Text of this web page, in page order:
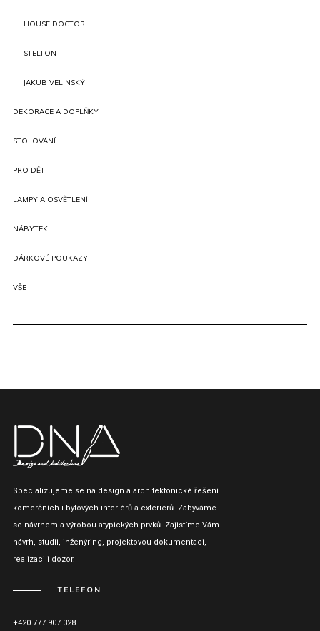
HOUSE DOCTOR
STELTON
JAKUB VELINSKÝ
DEKORACE A DOPLŇKY
STOLOVÁNÍ
PRO DĚTI
LAMPY A OSVĚTLENÍ
NÁBYTEK
DÁRKOVÉ POUKAZY
VŠE
Specializujeme se na design a architektonické řešení
komerčních i bytových interiérů a exteriérů. Zabýváme
se návrhem a výrobou atypických prvků. Zajistíme Vám
návrh, studii, inženýring, projektovou dokumentaci,
realizaci i dozor.
TELEFON
+420 777 907 328